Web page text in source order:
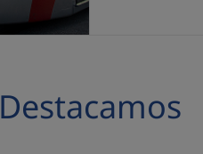
Destacamos